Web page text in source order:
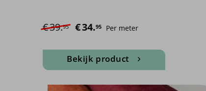
€39.95 Oorspronkelijke prijs was: €39.95.
€34.95 Huidige prijs is: €34.95.
Per meter
Bekijk product